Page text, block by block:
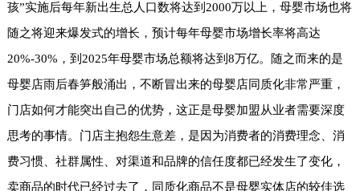
孩”实施后每年新出生总人口数将达到2000万以上，母婴市场也将
随之将迎来爆发式的增长，预计每年母婴市场增长率将高达
20%-30%，到2025年母婴市场总额将达到8万亿。随之而来的是
母婴店雨后春笋般涌出，不断冒出来的母婴店同质化非常严重，
门店如何才能突出自己的优势，这正是母婴加盟从业者需要深度
思考的事情。门店主抱怨生意差，是因为消费者的消费理念、消
费习惯、社群属性、对渠道和品牌的信任度都已经发生了变化，
卖商品的时代已经过去了，同质化商品不是母婴实体店的较佳选